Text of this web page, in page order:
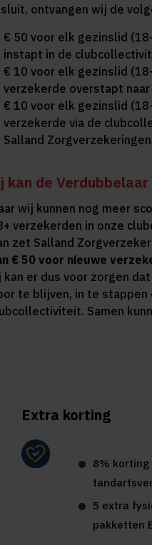
ontvangen wij de
€ 50 voor elk gezinslid
instapt in de
€ 10 voor elk gezinslid
verzekerde overstapt
€ 10 voor elk gezinslid
verzekerde via de
Salland Zorgverzekeringen
kan de
wij kunnen nog meer
verzekerden in onze
zet Salland
€ 50 voor nieuwe
kan er dus voor zorgen
te blijven, in te
Samen
Extra korting
8% korting
5 extra
pakketten